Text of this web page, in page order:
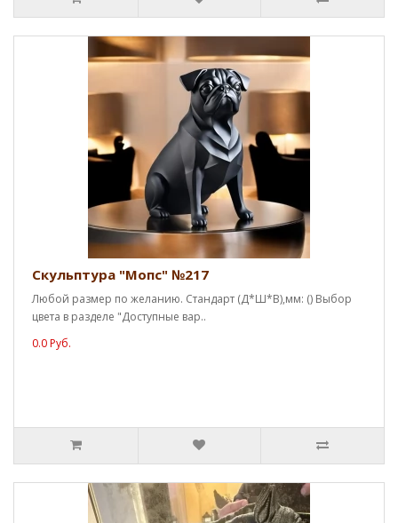
Скульптура "Мопс" №217
Любой размер по желанию. Стандарт (Д*Ш*В),мм: () Выбор
цвета в разделе "Доступные вар..
0.0 Руб.